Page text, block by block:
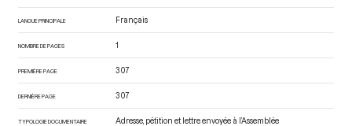
LANGUE PRINCIPALE Français
NOMBRE DE PAGES 1
PREMIÈRE PAGE 307
DERNIÈRE PAGE 307
TYPOLOGIE DOCUMENTAIRE Adresse, pétition et lettre envoyée à l’Assemblée